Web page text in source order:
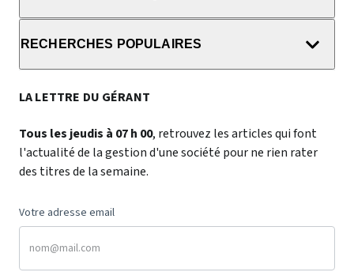
RECHERCHES POPULAIRES
LA LETTRE DU GÉRANT
Tous les jeudis à 07 h 00, retrouvez les articles qui font
l'actualité de la gestion d'une société pour ne rien rater
des titres de la semaine.
Votre adresse email